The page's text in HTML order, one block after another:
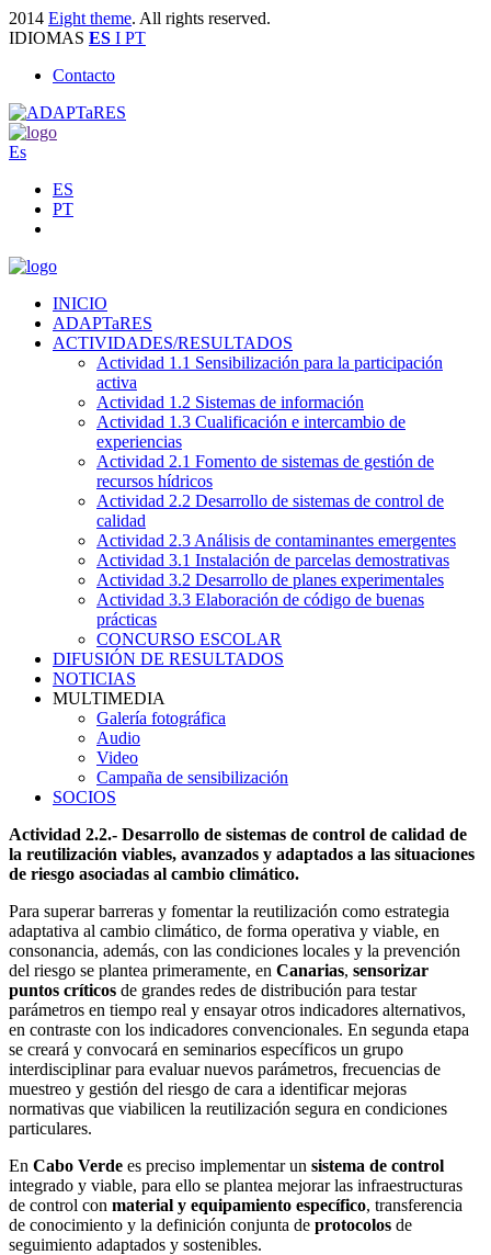
2014 Eight theme. All rights reserved.
IDIOMAS ES I PT
Contacto
Es
ES
PT
INICIO
ADAPTaRES
ACTIVIDADES/RESULTADOS
Actividad 1.1 Sensibilización para la participación
activa
Actividad 1.2 Sistemas de información
Actividad 1.3 Cualificación e intercambio de
experiencias
Actividad 2.1 Fomento de sistemas de gestión de
recursos hídricos
Actividad 2.2 Desarrollo de sistemas de control de
calidad
Actividad 2.3 Análisis de contaminantes emergentes
Actividad 3.1 Instalación de parcelas demostrativas
Actividad 3.2 Desarrollo de planes experimentales
Actividad 3.3 Elaboración de código de buenas
prácticas
CONCURSO ESCOLAR
DIFUSIÓN DE RESULTADOS
NOTICIAS
MULTIMEDIA
Galería fotográfica
Audio
Video
Campaña de sensibilización
SOCIOS
Actividad 2.2.- Desarrollo de sistemas de control de calidad de
la reutilización viables, avanzados y adaptados a las situaciones
de riesgo asociadas al cambio climático.
Para superar barreras y fomentar la reutilización como estrategia
adaptativa al cambio climático, de forma operativa y viable, en
consonancia, además, con las condiciones locales y la prevención
del riesgo se plantea primeramente, en Canarias, sensorizar
puntos críticos de grandes redes de distribución para testar
parámetros en tiempo real y ensayar otros indicadores alternativos,
en contraste con los indicadores convencionales. En segunda etapa
se creará y convocará en seminarios específicos un grupo
interdisciplinar para evaluar nuevos parámetros, frecuencias de
muestreo y gestión del riesgo de cara a identificar mejoras
normativas que viabilicen la reutilización segura en condiciones
particulares.
En Cabo Verde es preciso implementar un sistema de control
integrado y viable, para ello se plantea mejorar las infraestructuras
de control con material y equipamiento específico, transferencia
de conocimiento y la definición conjunta de protocolos de
seguimiento adaptados y sostenibles.